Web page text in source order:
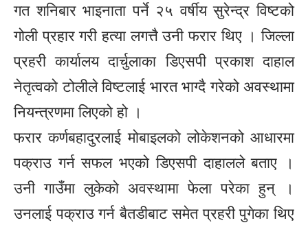
गत शनिबार भाइनाता पर्ने २५ वर्षीय सुरेन्द्र विष्टको
गोली प्रहार गरी हत्या लगत्तै उनी फरार थिए । जिल्ला
प्रहरी कार्यालय दार्चुलाका डिएसपी प्रकाश दाहाल
नेतृत्वको टोलीले विष्टलाई भारत भाग्दै गरेको अवस्थामा
नियन्त्रणमा लिएको हो ।
फरार कर्णबहादुरलाई मोबाइलको लोकेशनको आधारमा
पक्राउ गर्न सफल भएको डिएसपी दाहालले बताए ।
उनी गाउँमा लुकेको अवस्थामा फेला परेका हुन् ।
उनलाई पक्राउ गर्न बैतडीबाट समेत प्रहरी पुगेका थिए